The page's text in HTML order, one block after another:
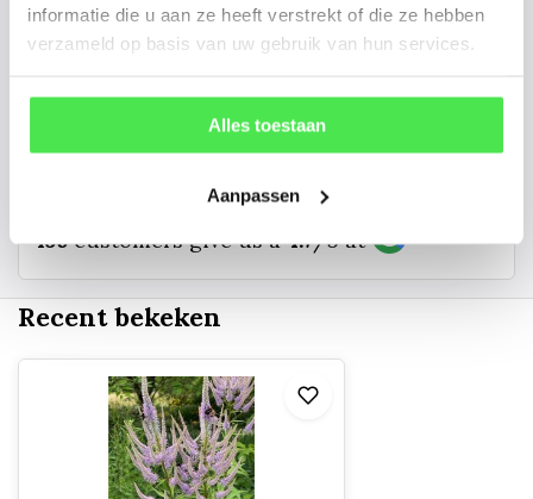
informatie die u aan ze heeft verstrekt of die ze hebben
verzameld op basis van uw gebruik van hun services.
Alles toestaan
Aanpassen
kunnen u een foto sturen.
06 45 601 508 (tijdelijk niet bereikbaar)
156 customers give us a 4.7/5 at
Recent bekeken